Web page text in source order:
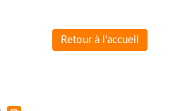
Retour à l'accueil